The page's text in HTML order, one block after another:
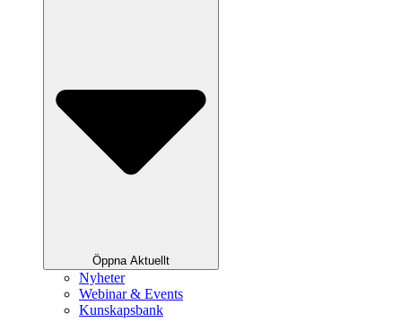
Öppna Aktuellt
Nyheter
Webinar & Events
Kunskapsbank